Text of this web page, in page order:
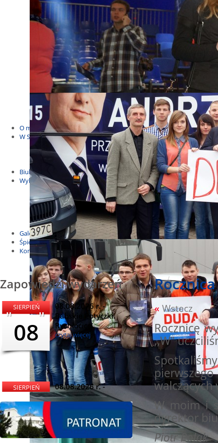
Sejmowe
Budżet Obywatelski 2021
Dla dzieci i młodzieży
Msze, marsze i wiece
KOLONIE 2022
Wybory samorządowe 2018
Dożynki 2014
EUROWYBORY 2019
Debaty i spotkania 2016
Debaty i spotkania 2019
wybory
Kolonie Stegna 2020
Spotkanie w Bronowie
WYJAZDY
O mnie
W Sejmie
Patroni Roku 2016
Św. Jan Paweł II Patronem Roku 2015
10.04.2014 - Czwarta Roczniica Katastrofy Smoleńskiej
Biuletyny
Wybory
Wybory samorządowe
Wybory parlamentarne
Wybory do Parlamentu Europejskiego
Wybory prezydenckie 2020
Wybory 2014
Galeria
Śpiewnik
Kontakt
Zapowiedzi wydarzeń
SIERPIEŃ
08
08.08.2026 r. -
Babskie Potyczki.
Rychłocice
czytaj więcej
SIERPIEŃ
08
08.08.2026 r. -
Dożynki i
« Wstecz
Rocznicę
,,W"
walczących
W moim i
dyrektor
Piotr Polak